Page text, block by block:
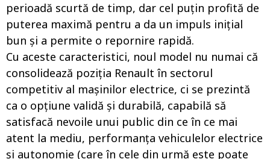
perioadă scurtă de timp, dar cel puțin profită de
puterea maximă pentru a da un impuls inițial
bun și a permite o repornire rapidă.
Cu aceste caracteristici, noul model nu numai că
consolidează poziția Renault în sectorul
competitiv al mașinilor electrice, ci se prezintă
ca o opțiune validă și durabilă, capabilă să
satisfacă nevoile unui public din ce în ce mai
atent la mediu, performanța vehiculelor electrice
și autonomie (care în cele din urmă este poate